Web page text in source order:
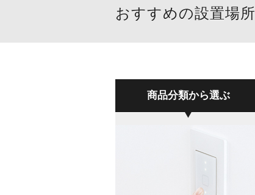
おすすめの設置場所
商品分類から選ぶ